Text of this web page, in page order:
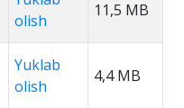
olish
11,5 MB
Yuklab
olish
4,4 MB